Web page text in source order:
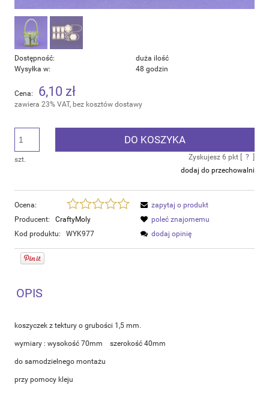
Dostępność:
duża ilość
Wysyłka w:
48 godzin
Cena: 6,10 zł
zawiera 23% VAT, bez kosztów dostawy
szt.
DO KOSZYKA
Zyskujesz 6 pkt [ ?
dodaj do przechowalni
Ocena:
Producent:
CraftyMoly
Kod produktu:
WYK977
zapytaj o produkt
poleć znajomemu
dodaj opinię
OPIS
koszyczek z tektury o grubości 1,5 mm.
wymiary : wysokość 70mm szerokość 40mm
do samodzielnego montażu
przy pomocy kleju